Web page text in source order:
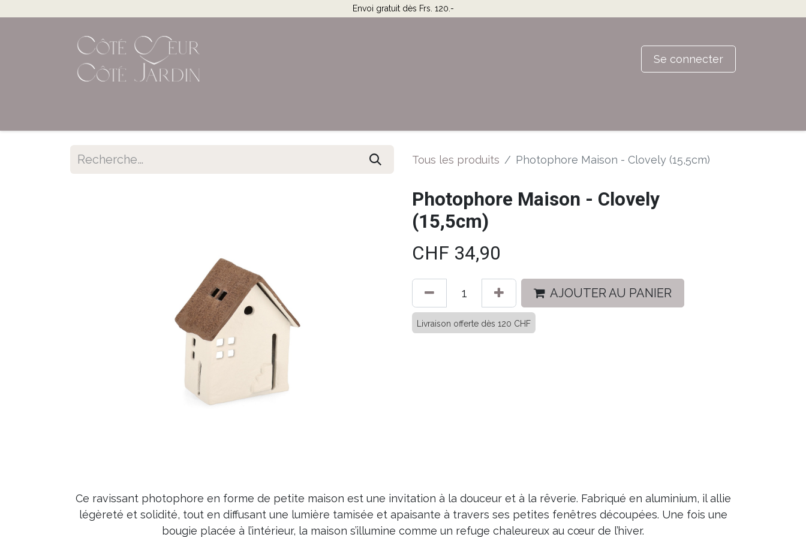
Envoi gratuit dès Frs. 120.-
Se connecter
Tous les produits Photophore Maison - Clovely (15,5cm)
Photophore Maison - Clovely
(15,5cm)
CHF 34,90
AJOUTER AU PANIER
Livraison offerte dès 120 CHF
Ce ravissant photophore en forme de petite maison est une invitation à la douceur et à la rêverie. Fabriqué en aluminium, il allie
légèreté et solidité, tout en diffusant une lumière tamisée et apaisante à travers ses petites fenêtres découpées. Une fois une
bougie placée à l’intérieur, la maison s’illumine comme un refuge chaleureux au cœur de l’hiver.